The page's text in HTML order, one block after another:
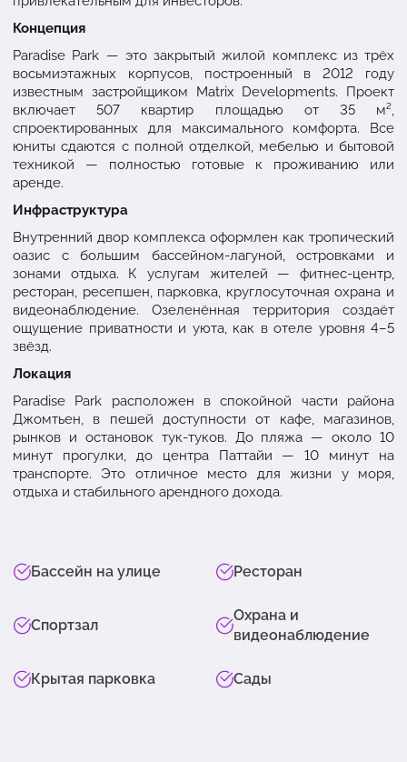
Концепция
Paradise Park — это закрытый жилой комплекс из трёх
восьмиэтажных корпусов, построенный в 2012 году
известным застройщиком Matrix Developments. Проект
включает 507 квартир площадью от 35 м²,
спроектированных для максимального комфорта. Все
юниты сдаются с полной отделкой, мебелью и бытовой
техникой — полностью готовые к проживанию или
аренде.
Инфраструктура
Внутренний двор комплекса оформлен как тропический
оазис с большим бассейном-лагуной, островками и
зонами отдыха. К услугам жителей — фитнес-центр,
ресторан, ресепшен, парковка, круглосуточная охрана и
видеонаблюдение. Озеленённая территория создаёт
ощущение приватности и уюта, как в отеле уровня 4–5
звёзд.
Локация
Paradise Park расположен в спокойной части района
Джомтьен, в пешей доступности от кафе, магазинов,
рынков и остановок тук-туков. До пляжа — около 10
минут прогулки, до центра Паттайи — 10 минут на
транспорте. Это отличное место для жизни у моря,
отдыха и стабильного арендного дохода.
Бассейн на улице Ресторан
Спортзал
Охрана и
видеонаблюдение
Крытая парковка Сады